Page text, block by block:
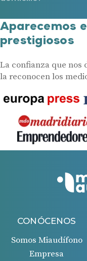
Aparecemos
prestigiosos
La confianza que nos
la reconocen los
CONÓCENOS
Somos Miaudífono
Empresa